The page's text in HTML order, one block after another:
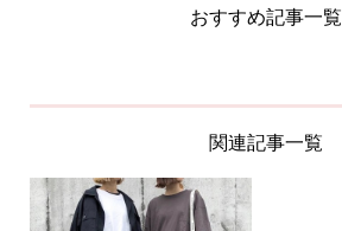
おすすめ記事一覧
関連記事一覧